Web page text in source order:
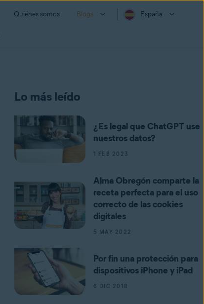
Quiénes somos Blogs España
Lo más leído
¿Es legal que ChatGPT use
nuestros datos?
1 FEB 2023
Alma Obregón comparte la
receta perfecta para el uso
correcto de las cookies
digitales
5 MAY 2022
Por fin una protección para
dispositivos iPhone y iPad
6 DIC 2018